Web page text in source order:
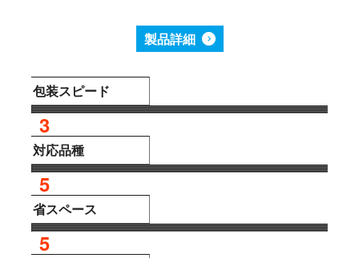
製品詳細
包装スピード
3
対応品種
5
省スペース
5